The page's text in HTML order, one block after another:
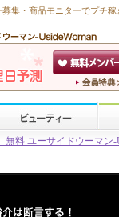
募集・商品モニターでプチ稼
料 ユーサイドウーマン-